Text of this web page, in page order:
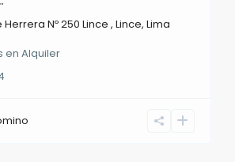
Nº 250 Lince ,Lince,Lima
enAlquiler